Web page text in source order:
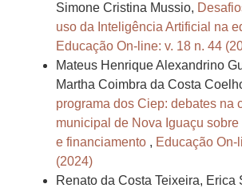
Simone Cristina Mussio,
uso da Inteligência Artificial na
Educação On-line: v. 18 n. 44
Mateus Henrique Alexandrino
Martha Coimbra da Costa
programa dos Ciep: debates na
municipal de Nova Iguaçu
e financiamento , Educação On-
(2024)
Renato da Costa Teixeira, Erica